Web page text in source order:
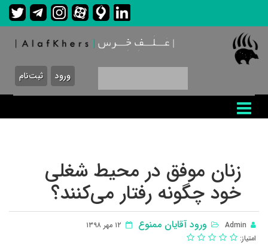
ورود ثبت‌نام
زنان موفق در محیط شغلی
خود چگونه رفتار می‌کنند؟
Admin ورود آقایان ممنوع
١٢ مهر ١٣٩٨
امتیاز: